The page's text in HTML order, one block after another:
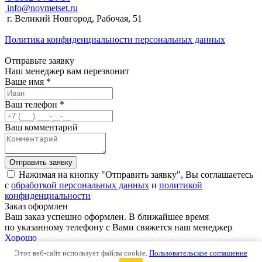
info@novmetset.ru
г. Великий Новгород, Рабочая, 51
Политика конфиденциальности персональных данных
Отправьте заявку
Наш менеджер вам перезвонит
Ваше имя *
Ваш телефон *
Ваш комментарий
Отправить заявку
Нажимая на кнопку "Отправить заявку", Вы соглашаетесь
с обработкой персональных данных и политикой
конфиденциальности
Заказ оформлен
Ваш заказ успешно оформлен. В ближайшее время
по указанному телефону с Вами свяжется наш менеджер
Хорошо
Заявка принята
В ближайшее время мы с Вами свяжемся
Этот веб-сайт использует файлы cookie. Пользовательское соглашение